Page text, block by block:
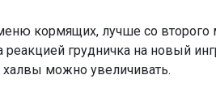
кормящих, лучше со второго
реакцией грудничка на новый
можно увеличивать.